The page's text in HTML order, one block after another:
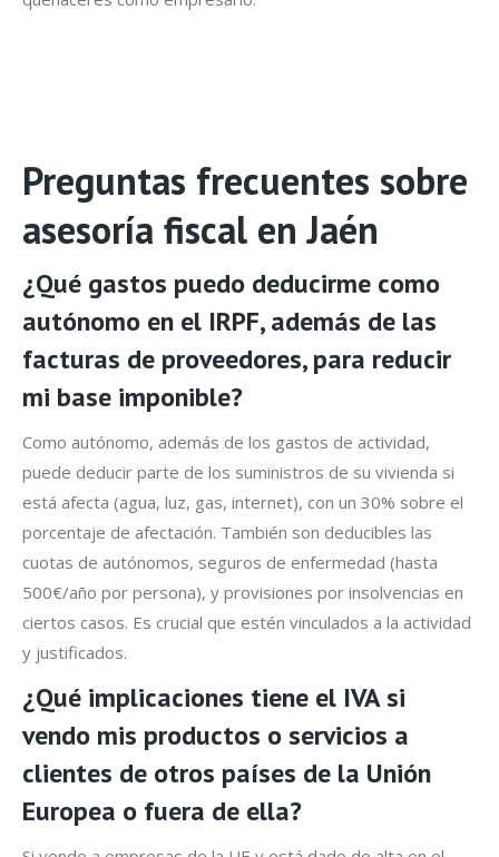
Preguntas frecuentes sobre
asesoría fiscal en Jaén
¿Qué gastos puedo deducirme como
autónomo en el IRPF, además de las
facturas de proveedores, para reducir
mi base imponible?
Como autónomo, además de los gastos de actividad,
puede deducir parte de los suministros de su vivienda si
está afecta (agua, luz, gas, internet), con un 30% sobre el
porcentaje de afectación. También son deducibles las
cuotas de autónomos, seguros de enfermedad (hasta
500€/año por persona), y provisiones por insolvencias en
ciertos casos. Es crucial que estén vinculados a la actividad
y justificados.
¿Qué implicaciones tiene el IVA si
vendo mis productos o servicios a
clientes de otros países de la Unión
Europea o fuera de ella?